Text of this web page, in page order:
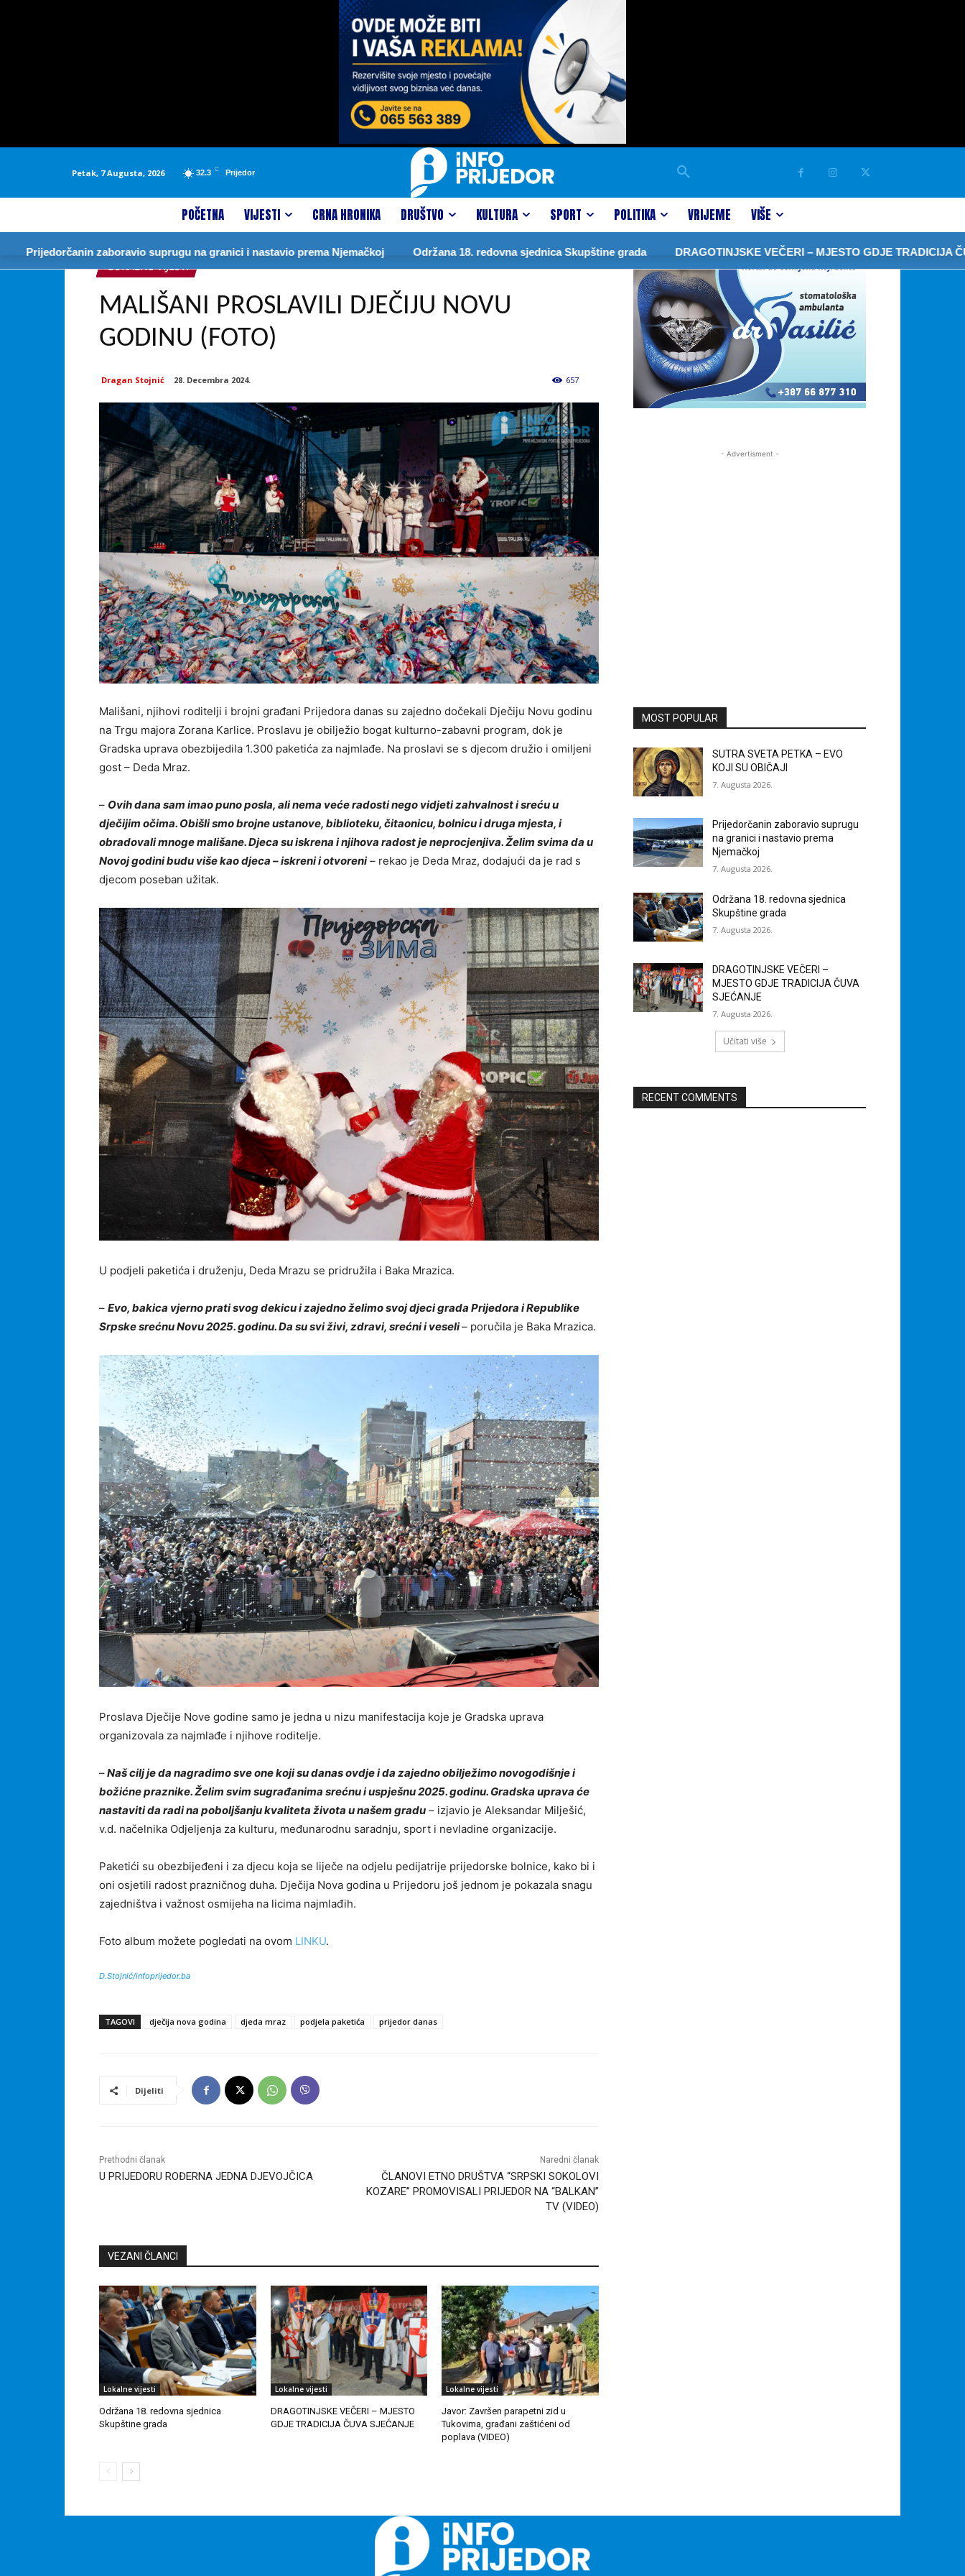
Petak, 7 Augusta, 2026 32.3 C Prijedor
POČETNA VIJESTI CRNA HRONIKA DRUŠTVO KULTURA SPORT POLITIKA VRIJEME VIŠE
zaboravio suprugu na granici i nastavio prema Njemačkoj Održana 18. redovna sjednica Skupštine grada DRAGOTINJSKE VEČERI – MJESTO GDJE TRADICIJA ČUVA
LOKALNE VIJESTI
MALIŠANI PROSLAVILI DJEČIJU NOVU
GODINU (FOTO)
Dragan Stojnić 28. Decembra 2024. 657
Mališani, njihovi roditelji i brojni građani Prijedora danas su zajedno dočekali Dječiju Novu godinu
na Trgu majora Zorana Karlice. Proslavu je obilježio bogat kulturno-zabavni program, dok je
Gradska uprava obezbijedila 1.300 paketića za najmlađe. Na proslavi se s djecom družio i omiljeni
gost – Deda Mraz.
– Ovih dana sam imao puno posla, ali nema veće radosti nego vidjeti zahvalnost i sreću u
dječijim očima. Obišli smo brojne ustanove, biblioteku, čitaonicu, bolnicu i druga mjesta, i
obradovali mnoge mališane. Djeca su iskrena i njihova radost je neprocjenjiva. Želim svima da u
Novoj godini budu više kao djeca – iskreni i otvoreni– rekao je Deda Mraz, dodajući da je rad s
djecom poseban užitak.
U podjeli paketića i druženju, Deda Mrazu se pridružila i Baka Mrazica.
– Evo, bakica vjerno prati svog dekicu i zajedno želimo svoj djeci grada Prijedora i Republike
Srpske srećnu Novu 2025. godinu. Da su svi živi, zdravi, srećni i veseli– poručila je Baka Mrazica.
Proslava Dječije Nove godine samo je jedna u nizu manifestacija koje je Gradska uprava
organizovala za najmlađe i njihove roditelje.
–Naš cilj je da nagradimo sve one koji su danas ovdje i da zajedno obilježimo novogodišnje i
božićne praznike. Želim svim sugrađanima srećnu i uspješnu 2025. godinu. Gradska uprava će
nastaviti da radi na poboljšanju kvaliteta života u našem gradu – izjavio je Aleksandar Milješić,
v.d. načelnika Odjeljenja za kulturu, međunarodnu saradnju, sport i nevladine organizacije.
Paketići su obezbijeđeni i za djecu koja se liječe na odjelu pedijatrije prijedorske bolnice, kako bi i
oni osjetili radost prazničnog duha. Dječija Nova godina u Prijedoru još jednom je pokazala snagu
zajedništva i važnost osmijeha na licima najmlađih.
Foto album možete pogledati na ovom LINKU.
D.Stojnić/infoprijedor.ba
TAGOVI dječija nova godina djeda mraz podjela paketića prijedor danas
Dijeliti
Prethodni članak
U PRIJEDORU ROĐERNA JEDNA DJEVOJČICA
Naredni članak
ČLANOVI ETNO DRUŠTVA “SRPSKI SOKOLOVI
KOZARE” PROMOVISALI PRIJEDOR NA “BALKAN”
TV (VIDEO)
VEZANI ČLANCI
Lokalne vijesti
Održana 18. redovna sjednica
Skupštine grada
Lokalne vijesti
DRAGOTINJSKE VEČERI – MJESTO
GDJE TRADICIJA ČUVA SJEĆANJE
Lokalne vijesti
Javor: Završen parapetni zid u
Tukovima, građani zaštićeni od
poplava (VIDEO)
- Advertisment -
MOST POPULAR
SUTRA SVETA PETKA – EVO
KOJI SU OBIČAJI
7. Augusta 2026.
Prijedorčanin zaboravio suprugu
na granici i nastavio prema
Njemačkoj
7. Augusta 2026.
Održana 18. redovna sjednica
Skupštine grada
7. Augusta 2026.
DRAGOTINJSKE VEČERI –
MJESTO GDJE TRADICIJA ČUVA
SJEĆANJE
7. Augusta 2026.
Učitati više
RECENT COMMENTS